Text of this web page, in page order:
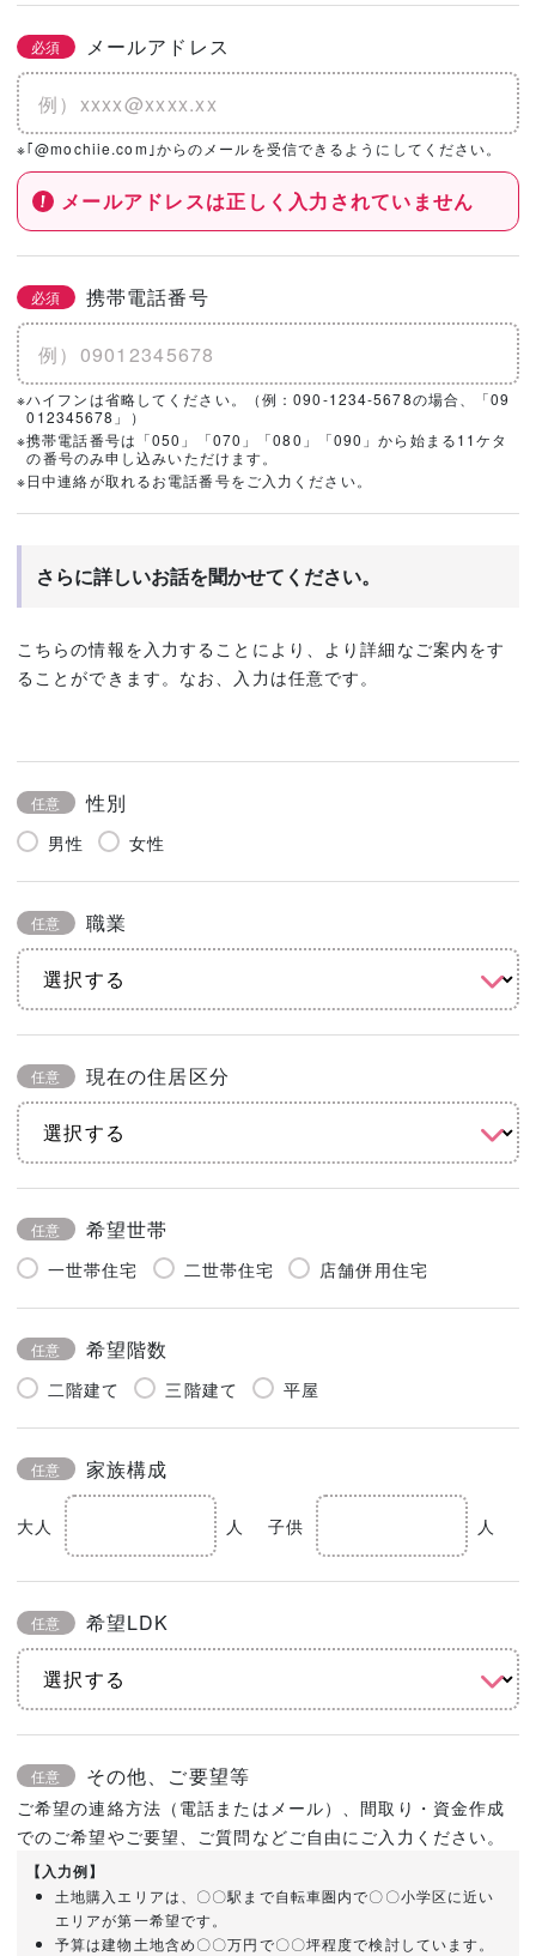
必須 メールアドレス
※｢@mochiie.com｣からのメールを受信できるようにしてください。
メールアドレスは正しく入力されていません
必須 携帯電話番号
※ハイフンは省略してください。（例：090-1234-5678の場合、「09
012345678」）
※携帯電話番号は「050」「070」「080」「090」から始まる11ケタ
の番号のみ申し込みいただけます。
※日中連絡が取れるお電話番号をご入力ください。
さらに詳しいお話を聞かせてください。
こちらの情報を入力することにより、より詳細なご案内をす
ることができます。なお、入力は任意です。
任意 性別
男性 女性
任意 職業
任意 現在の住居区分
任意 希望世帯
一世帯住宅 二世帯住宅 店舗併用住宅
任意 希望階数
二階建て 三階建て 平屋
任意 家族構成
大人 人 子供 人
任意 希望LDK
任意 その他、ご要望等
ご希望の連絡方法（電話またはメール）、間取り・資金作成
でのご希望やご要望、ご質問などご自由にご入力ください。
【入力例】
土地購入エリアは、〇〇駅まで自転車圏内で〇〇小学区に近い
エリアが第一希望です。
予算は建物土地含め〇〇万円で〇〇坪程度で検討しています。